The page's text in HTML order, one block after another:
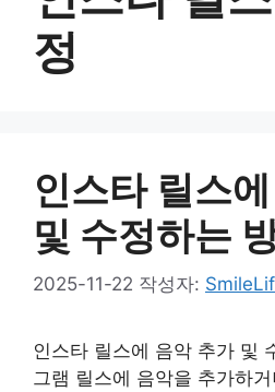
정
인스타 릴스
및 수정하는
2025-11-22 작성자:
인스타 릴스에 음악 추가 및
그램 릴스에 음악을 추가하